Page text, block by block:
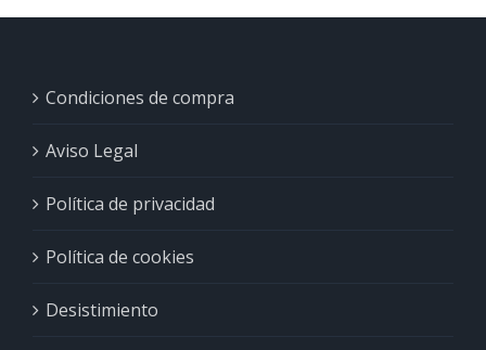
Condiciones de compra
Aviso Legal
Política de privacidad
Política de cookies
Desistimiento